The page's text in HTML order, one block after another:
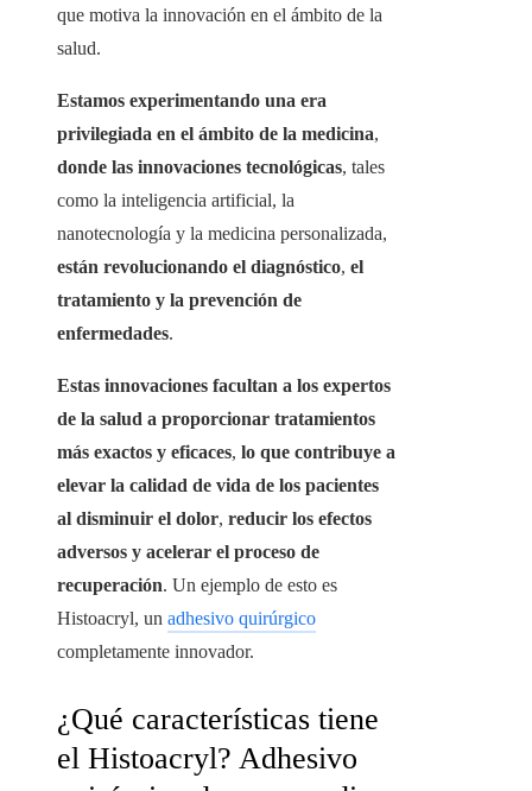
que motiva la innovación en el ámbito de la
salud.
Estamos experimentando una era
privilegiada en el ámbito de la medicina,
donde las innovaciones tecnológicas, tales
como la inteligencia artificial, la
nanotecnología y la medicina personalizada,
están revolucionando el diagnóstico, el
tratamiento y la prevención de
enfermedades.
Estas innovaciones facultan a los expertos
de la salud a proporcionar tratamientos
más exactos y eficaces, lo que contribuye a
elevar la calidad de vida de los pacientes
al disminuir el dolor, reducir los efectos
adversos y acelerar el proceso de
recuperación. Un ejemplo de esto es
Histoacryl, un adhesivo quirúrgico
completamente innovador.
¿Qué características tiene
el Histoacryl? Adhesivo